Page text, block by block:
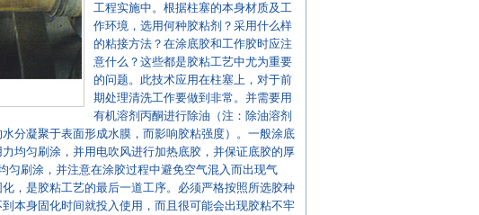
工程实施中。根据柱塞的本身材质及工
作环境，选用何种胶粘剂？采用什么样
的粘接方法？在涂底胶和工作胶时应注
意什么？这些都是胶粘工艺中尤为重要
的问题。此技术应用在柱塞上，对于前
期处理清洗工作要做到非常。并需要用
有机溶剂丙酮进行除油（注：除油溶剂
分凝聚于表面形成水膜，而影响胶粘强度）。一般涂底
均匀刷涂，并用电吹风进行加热底胶，并保证底胶的厚
刷涂，并注意在涂胶过程中避免空气混入而出现气
，是胶粘工艺的最后一道工序。必须严格按照所选胶种
本身固化时间就投入使用，而且很可能会出现胶粘不牢